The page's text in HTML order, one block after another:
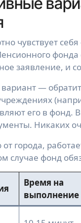
чувствует
заявление, и
—
его в фонд.
Никаких
от города,
случае фонд
Время на
выполнение